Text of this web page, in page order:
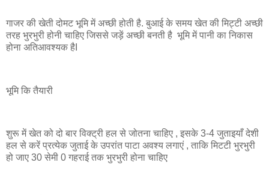
गाजर की खेती दोमट भूमि में अच्छी होती है. बुआई के समय खेत की मिट्टी अच्छी
तरह भुरभुरी होनी चाहिए जिससे जड़ें अच्छी बनती है भूमि में पानी का निकास
होना अतिआवश्यक हैI
भूमि कि तैयारी
शुरू में खेत को दो बार विक्ट्री हल से जोतना चाहिए , इसके 3-4 जुताइयाँ देशी
हल से करें प्रत्येक जुताई के उपरांत पाटा अवश्य लगाएं , ताकि मिटटी भुरभुरी
हो जाए 30 सेमी 0 गहराई तक भुरभुरी होना चाहिए